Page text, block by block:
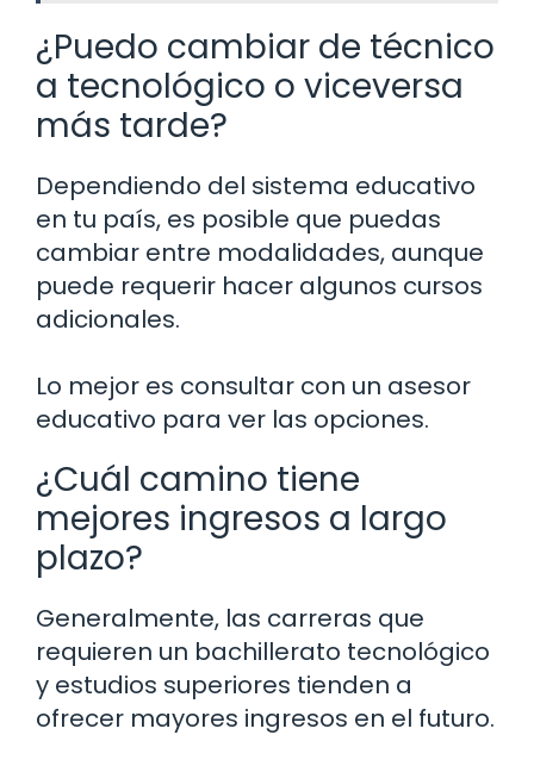
¿Puedo cambiar de técnico
a tecnológico o viceversa
más tarde?
Dependiendo del sistema educativo
en tu país, es posible que puedas
cambiar entre modalidades, aunque
puede requerir hacer algunos cursos
adicionales.
Lo mejor es consultar con un asesor
educativo para ver las opciones.
¿Cuál camino tiene
mejores ingresos a largo
plazo?
Generalmente, las carreras que
requieren un bachillerato tecnológico
y estudios superiores tienden a
ofrecer mayores ingresos en el futuro.